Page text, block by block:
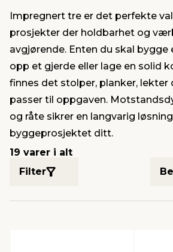
og tilbehør
og terrassebord
og oppheng
& oppbevaring
& sikkerhet
& ventilasjon
& kloakk
koblinger
Home
& kjemikalier
og fugemasse
av verktøy
maskiner
& bøtter
underholdning
& fritid
Impregnert tre er det perfekte
prosjekter der holdbarhet og
avgjørende. Enten du skal bygge
opp et gjerde eller lage en solid
finnes det stolper, planker, lekter
passer til oppgaven.
og råte sikrer en langvarig
byggeprosjektet ditt.
19 varer i alt
Filter